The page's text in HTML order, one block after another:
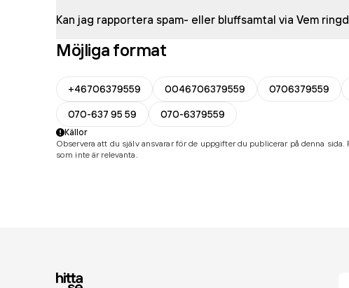
Kan jag rapportera spam- eller bluffsamtal via Vem
Möjliga format
+46706379559 0046706379559 0706379559
070-637 95 59
070-6379559
Källor
Observera att du själv ansvarar för de uppgifter du publicerar på denna
som inte är relevanta.